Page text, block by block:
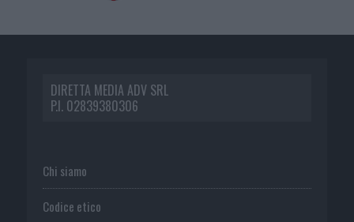
DIRETTA MEDIA ADV SRL
P.I. 02839380306
Chi siamo
Codice etico